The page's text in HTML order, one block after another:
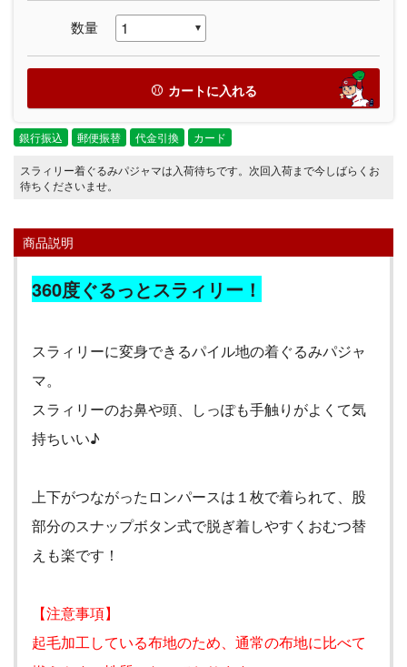
数量
カートに入れる
銀行振込 郵便振替 代金引換 カード
スラィリー着ぐるみパジャマは入荷待ちです。次回入荷まで今しばらくお
待ちくださいませ。
商品説明
360度ぐるっとスラィリー！
スラィリーに変身できるパイル地の着ぐるみパジャ
マ。
スラィリーのお鼻や頭、しっぽも手触りがよくて気
持ちいい♪
上下がつながったロンパースは１枚で着られて、股
部分のスナップボタン式で脱ぎ着しやすくおむつ替
えも楽です！
【注意事項】
起毛加工している布地のため、通常の布地に比べて